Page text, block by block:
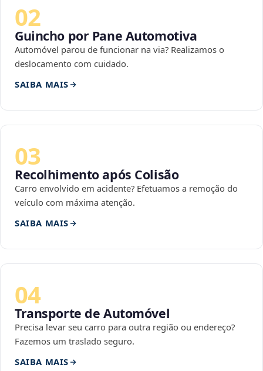
02
Guincho por Pane Automotiva
Automóvel parou de funcionar na via? Realizamos o
deslocamento com cuidado.
SAIBA MAIS
03
Recolhimento após Colisão
Carro envolvido em acidente? Efetuamos a remoção do
veículo com máxima atenção.
SAIBA MAIS
04
Transporte de Automóvel
Precisa levar seu carro para outra região ou endereço?
Fazemos um traslado seguro.
SAIBA MAIS